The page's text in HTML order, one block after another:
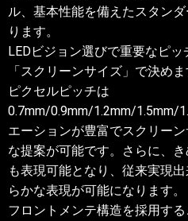
ル、基本性能を備えたスタン
ります。
LEDビジョン選びで重要なピッ
「スクリーンサイズ」で決めま
ピクセルピッチは
0.7mm/0.9mm/1.2mm/1.5mm/
エーションが豊富でスクリー
な提案が可能です。さらに、
も表現可能となり、従来実現
らかな表現が可能になります。
フロントメンテ構造を採用す